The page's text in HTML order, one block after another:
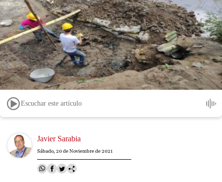
Escuchar este artículo
Image Javier Sarabia
Sábado, 20 de Noviembre de 2021